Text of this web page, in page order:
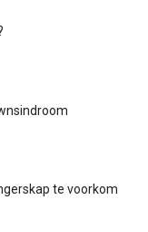
te voorkom